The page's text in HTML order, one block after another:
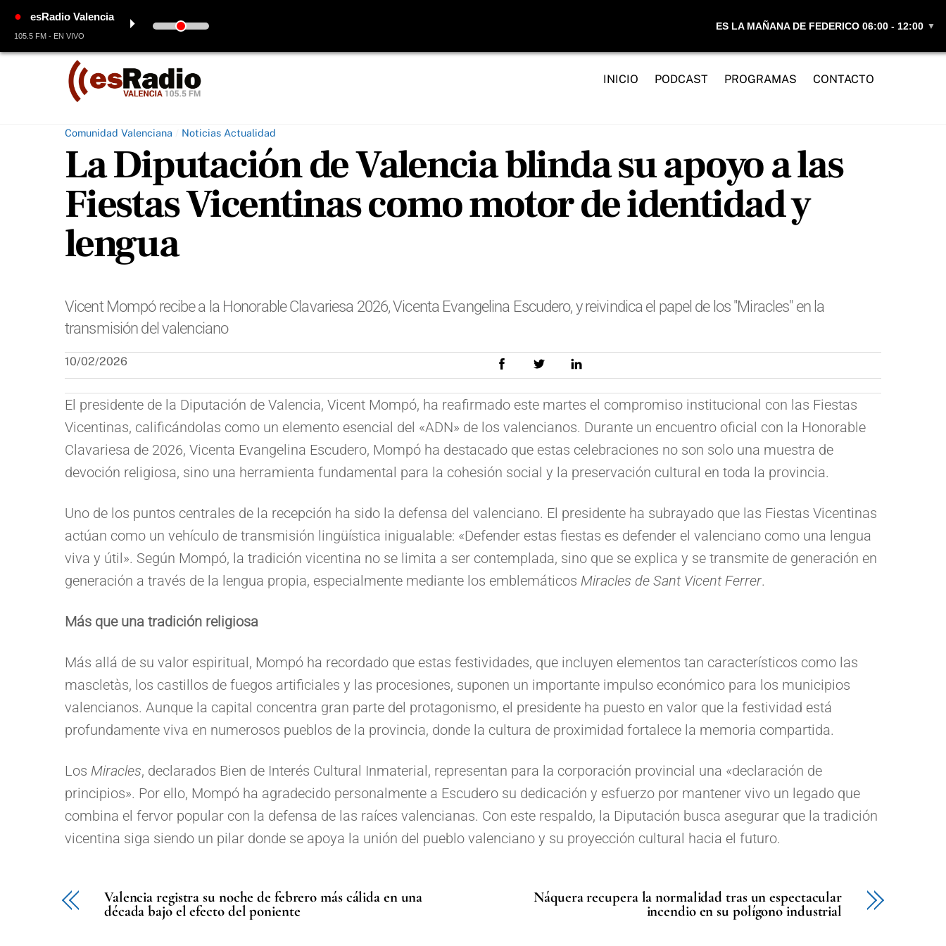
Skip
● esRadio Valencia
105.5 FM - EN VIVO
⏵ ES LA MAÑANA DE FEDERICO 06:00 - 12:00 ▼
INICIO PODCAST PROGRAMAS CONTACTO
Comunidad Valenciana Noticias Actualidad
La Diputación de Valencia blinda su apoyo a las
Fiestas Vicentinas como motor de identidad y
lengua
Vicent Mompó recibe a la Honorable Clavariesa 2026, Vicenta Evangelina Escudero, y reivindica el papel de los "Miracles" en la
transmisión del valenciano
10/02/2026
El presidente de la Diputación de Valencia, Vicent Mompó, ha reafirmado este martes el compromiso institucional con las Fiestas
Vicentinas, calificándolas como un elemento esencial del «ADN» de los valencianos. Durante un encuentro oficial con la Honorable
Clavariesa de 2026, Vicenta Evangelina Escudero, Mompó ha destacado que estas celebraciones no son solo una muestra de
devoción religiosa, sino una herramienta fundamental para la cohesión social y la preservación cultural en toda la provincia.
Uno de los puntos centrales de la recepción ha sido la defensa del valenciano. El presidente ha subrayado que las Fiestas Vicentinas
actúan como un vehículo de transmisión lingüística inigualable: «Defender estas fiestas es defender el valenciano como una lengua
viva y útil». Según Mompó, la tradición vicentina no se limita a ser contemplada, sino que se explica y se transmite de generación en
generación a través de la lengua propia, especialmente mediante los emblemáticos Miracles de Sant Vicent Ferrer.
Más que una tradición religiosa
Más allá de su valor espiritual, Mompó ha recordado que estas festividades, que incluyen elementos tan característicos como las
mascletàs, los castillos de fuegos artificiales y las procesiones, suponen un importante impulso económico para los municipios
valencianos. Aunque la capital concentra gran parte del protagonismo, el presidente ha puesto en valor que la festividad está
profundamente viva en numerosos pueblos de la provincia, donde la cultura de proximidad fortalece la memoria compartida.
Los Miracles, declarados Bien de Interés Cultural Inmaterial, representan para la corporación provincial una «declaración de
principios». Por ello, Mompó ha agradecido personalmente a Escudero su dedicación y esfuerzo por mantener vivo un legado que
combina el fervor popular con la defensa de las raíces valencianas. Con este respaldo, la Diputación busca asegurar que la tradición
vicentina siga siendo un pilar donde se apoya la unión del pueblo valenciano y su proyección cultural hacia el futuro.
Valencia registra su noche de febrero más cálida en una
década bajo el efecto del poniente
Náquera recupera la normalidad tras un espectacular
incendio en su polígono industrial